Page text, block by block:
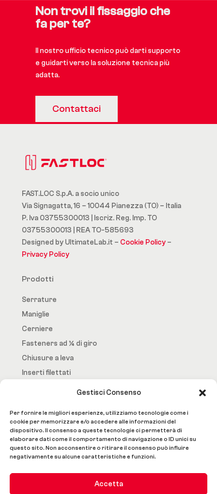
Gestisci Consenso
Per fornire le migliori esperienze, utilizziamo tecnologie come i
cookie per memorizzare e/o accedere alle informazioni del
dispositivo. Il consenso a queste tecnologie ci permetterà di
elaborare dati come il comportamento di navigazione o ID unici su
questo sito. Non acconsentire o ritirare il consenso può influire
negativamente su alcune caratteristiche e funzioni.
Accetta
Non trovi il fissaggio che
fa per te?
Il nostro ufficio tecnico può darti supporto
e guidarti verso la soluzione tecnica più
adatta.
Contattaci
FAST.LOC S.p.A. a socio unico
Via Signagatta, 16 – 10044 Pianezza (TO) – Italia
P. Iva 03755300013 | Iscriz. Reg. Imp. TO
03755300013 | REA TO-585693
Designed by UltimateLab.it – Cookie Policy–
Privacy Policy
Prodotti
Serrature
Maniglie
Cerniere
Fasteners ad ¼ di giro
Chiusure a leva
Inserti filettati
Home Page
Azienda
Prodotti